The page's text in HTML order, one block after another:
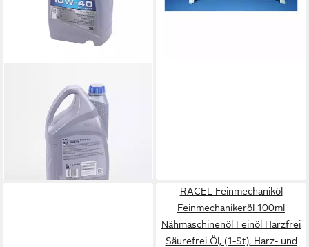
Motoröl Ravenol Leichtlauföl
TSi Motoröl Öl SAE 10W40
5L MB 229.1 ACEA A3/B3
84,95 €
(16,99 €/ 1 l)
lieferbar - in 4-5 Werktagen bei dir
226,33 €
RACEL Feinmechaniköl
Feinmechanikeröl 100ml
Nähmaschinenöl Feinöl Harzfrei
Säurefrei Öl, (1-St), Harz- und